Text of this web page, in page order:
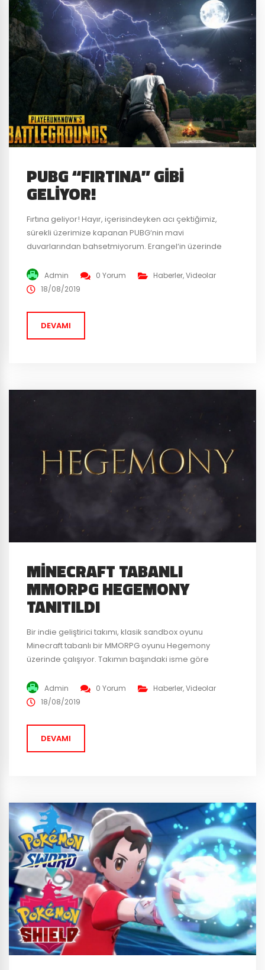
PUBG “FIRTINA” GIBI
GELIYOR!
Fırtına geliyor! Hayır, içerisindeyken acı çektiğimiz,
sürekli üzerimize kapanan PUBG‘nin mavi
duvarlarından bahsetmiyorum. Erangel‘in üzerinde
Royale – Shooter oyunu PUBG’nin test server’larına
gelen güncelleme ile Erangel’in üzerinde kara bulutlar
kalitesini arttırma” yenilikleri de mevcut. Güncelleme
4.2 ‘nin test versiyonunu deneyen oyuncular oyunun
içerisinde...
Admin 0 Yorum Haberler,Videolar
18/08/2019
DEVAMI
MINECRAFT TABANLI
MMORPG HEGEMONY
TANITILDI
Bir indie geliştirici takımı, klasik sandbox oyunu
Minecraft tabanlı bir MMORPG oyunu Hegemony
üzerinde çalışıyor. Takımın başındaki isme göre
proje aslında küçük bir Minecraft modu olarak başladı.
Fakat 4 yıllık geliştirme aşaması ile tam anlamıyla bir
sunacaklarını planladıklarını da...
Admin 0 Yorum Haberler,Videolar
18/08/2019
DEVAMI